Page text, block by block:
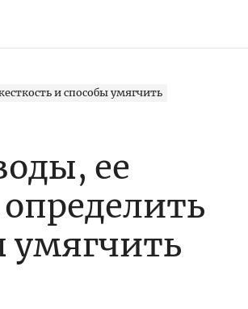
и способы умягчить
ее
умягчить